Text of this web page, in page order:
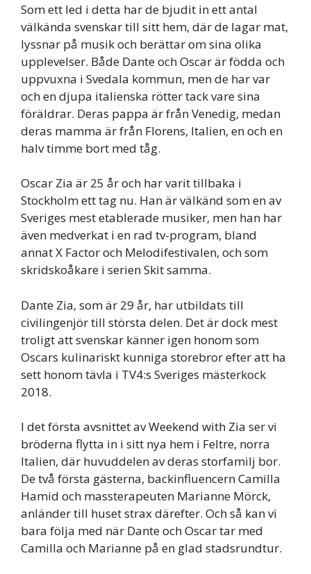
Som ett led i detta har de bjudit in ett antal
välkända svenskar till sitt hem, där de lagar mat,
lyssnar på musik och berättar om sina olika
upplevelser. Både Dante och Oscar är födda och
uppvuxna i Svedala kommun, men de har var
och en djupa italienska rötter tack vare sina
föräldrar. Deras pappa är från Venedig, medan
deras mamma är från Florens, Italien, en och en
halv timme bort med tåg.
Oscar Zia är 25 år och har varit tillbaka i
Stockholm ett tag nu. Han är välkänd som en av
Sveriges mest etablerade musiker, men han har
även medverkat i en rad tv-program, bland
annat X Factor och Melodifestivalen, och som
skridskoåkare i serien Skit samma.
Dante Zia, som är 29 år, har utbildats till
civilingenjör till största delen. Det är dock mest
troligt att svenskar känner igen honom som
Oscars kulinariskt kunniga storebror efter att ha
sett honom tävla i TV4:s Sveriges mästerkock
2018.
I det första avsnittet av Weekend with Zia ser vi
bröderna flytta in i sitt nya hem i Feltre, norra
Italien, där huvuddelen av deras storfamilj bor.
De två första gästerna, backinfluencern Camilla
Hamid och massterapeuten Marianne Mörck,
anländer till huset strax därefter. Och så kan vi
bara följa med när Dante och Oscar tar med
Camilla och Marianne på en glad stadsrundtur.